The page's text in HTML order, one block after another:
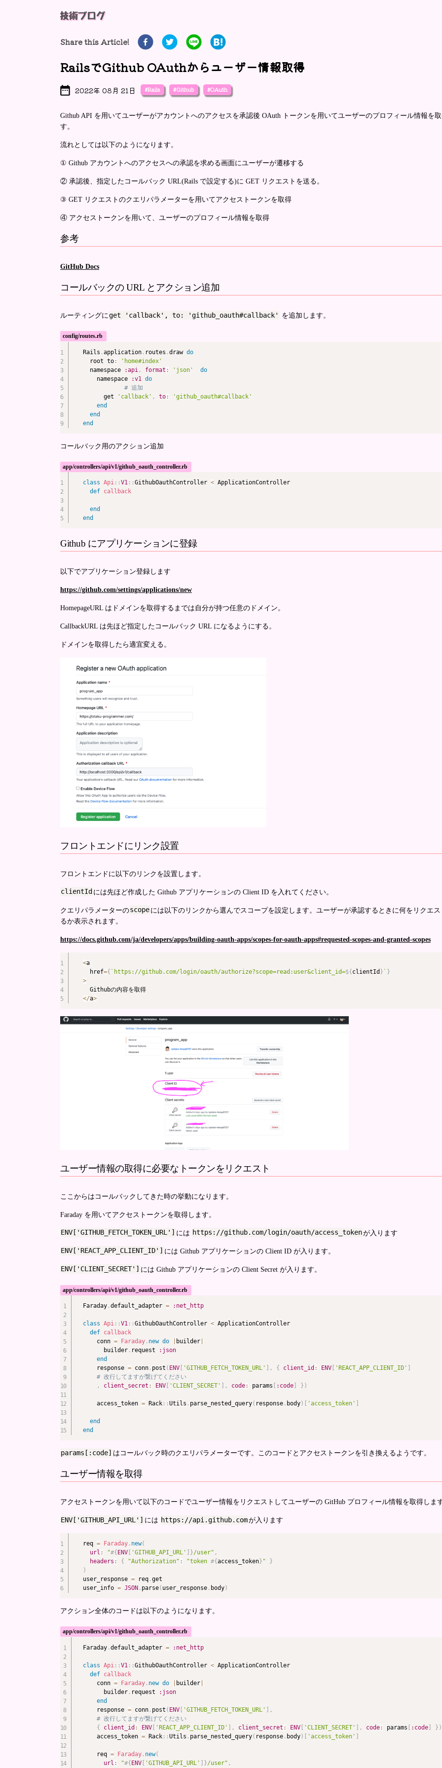
Share this Article!
RailsでGithub OAuthからユーザー情報取得
2022年 08月 21日 #Rails #Github #OAuth
Github API を用いてユーザーがアカウントへのアクセスを承認後 OAuth トークンを用いてユーザーのプロフィール情報を
す。
流れとしては以下のようになります。
① Github アカウントへのアクセスへの承認を求める画面にユーザーが遷移する
② 承認後、指定したコールバック URL(Rails で設定する)に GET リクエストを送る。
③ GET リクエストのクエリパラメーターを用いてアクセストークンを取得
④ アクセストークンを用いて、ユーザーのプロフィール情報を取得
参考
GitHub Docs
コールバックの URL とアクション追加
ルーティングにget 'callback', to: 'github_oauth#callback' を追加します。
config/routes.rb
Rails .application. routes .draw do
  root to
:
'home#index'
  namespace
:api , format : 'json'
do
    namespace
:v1
do
# 追加
      get
'callback' , to:
'github_oauth#callback'
end
end
end
コールバック用のアクション追加
app/controllers/api/v1/github_oauth_controller.rb
class Api::V1::GithubOauthController < ApplicationController
def
callback
end
end
Github にアプリケーションに登録
以下でアプリケーション登録します
https://github.com/settings/applications/new
HomepageURL はドメインを取得するまでは自分が持つ任意のドメイン。
CallbackURL は先ほど指定したコールバック URL になるようにする。
ドメインを取得したら適宜変える。
フロントエンドにリンク設置
フロントエンドに以下のリンクを設置します。
clientId には先ほど作成した Github アプリケーションの Client ID を入れてください。
クエリパラメーターのscope には以下のリンクから選んでスコープを設定します。ユーザーが承認するときに何をリクエ
るか表示されます。
https://docs.github.com/ja/developers/apps/building-oauth-apps/scopes-for-oauth-apps#requested-scopes-and-granted-scopes
<a
  href
={ ` https://github.com/login/oauth/authorize?scope=read:user&client_id=${clientId } ` }
>
  Githubの内容を取得
</a>
ユーザー情報の取得に必要なトークンをリクエスト
ここからはコールバックしてきた時の挙動になります。
Faraday を用いてアクセストークンを取得します。
ENV['GITHUB_FETCH_TOKEN_URL'] には https://github.com/login/oauth/access_tokenが入ります
ENV['REACT_APP_CLIENT_ID'] には Github アプリケーションの Client ID が入ります。
ENV['CLIENT_SECRET'] には Github アプリケーションの Client Secret が入ります。
app/controllers/api/v1/github_oauth_controller.rb
Faraday.default_adapter = :net_http
class Api::V1::GithubOauthController < ApplicationController
def
callback
    conn
= Faraday. new do builder|
      builder
. request
:json
end
    response
= conn. post ( ENV[ 'GITHUB_FETCH_TOKEN_URL' , { client_id : ENV[ 'REACT_APP_CLIENT_ID'
# 改行してますが繋げてください
,
client_secret : ENV[ 'CLIENT_SECRET' , code: params :code] } )
    access_token
= Rack::Utils . parse_nested_query( response. body) 'access_token'
end
end
params[:code] はコールバック時のクエリパラメーターです。このコードとアクセストークンを引き換えるようです。
ユーザー情報を取得
アクセストークンを用いて以下のコードでユーザー情報をリクエストしてユーザーの GitHub プロフィール情報を取得しま
ENV['GITHUB_API_URL'] には https://api.github.comが入ります
req = Faraday. new(
url : "#{ ENV[ 'GITHUB_API_URL' }/user" ,
headers : { "Authorization" : "token #{access_token} "
}
)
user_response = req.get
user_info = JSON . parse( user_response. body)
アクション全体のコードは以下のようになります。
app/controllers/api/v1/github_oauth_controller.rb
Faraday.default_adapter = :net_http
class Api ::V1 ::GithubOauthController < ApplicationController
def
callback
    conn
= Faraday. new do builder|
      builder
. request
:json
end
    response
= conn. post ( ENV[ 'GITHUB_FETCH_TOKEN_URL' ] ,
# 改行してますが繋げてください
{
client_id : ENV[ 'REACT_APP_CLIENT_ID' ] , client_secret : ENV[ 'CLIENT_SECRET' ] , code: params [ :code] } )
    access_token
= Rack::Utils . parse_nested_query( response. body) [ 'access_token' ]
    req
= Faraday. new(
url : "#{ENV[ 'GITHUB_API_URL' ] }/user" ,